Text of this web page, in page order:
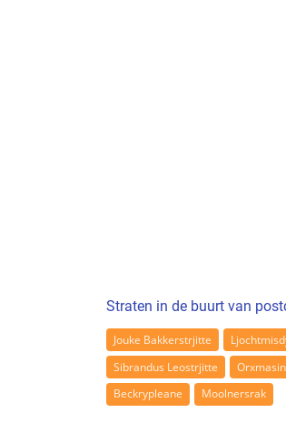
Straten in de buurt van
Jouke Bakkerstrjitte
Sibrandus Leostrjitte
Beckrypleane
Moolnersrak